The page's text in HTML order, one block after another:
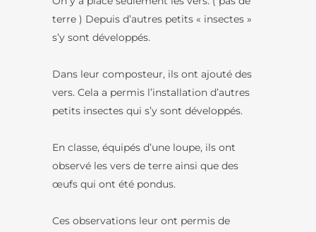
terre ) Depuis d’autres petits « insectes »
s’y sont développés.
Dans leur composteur, ils ont ajouté des
vers. Cela a permis l’installation d’autres
petits insectes qui s’y sont développés.
En classe, équipés d’une loupe, ils ont
observé les vers de terre ainsi que des
œufs qui ont été pondus.
Ces observations leur ont permis de